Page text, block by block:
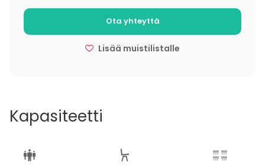
Lisätietoa peruutuksesta
Tilaisuus voidaan perua kuluitta 10 päivää ennen
Ota yhteyttä
Lisää muistilistalle
Kapasiteetti